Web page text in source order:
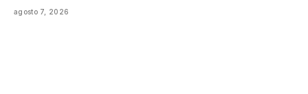
agosto 7, 2026